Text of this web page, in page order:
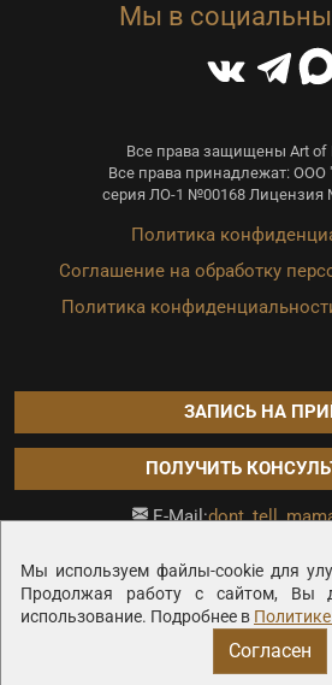
Мы используем файлы-cookie для
Продолжая работу с сайтом, Вы
использование. Подробнее в
Согласен
Мы в
Все права защищены Art of
Все права принадлежат: ООО
серия ЛО-1 №00168 Лицензия
Политика
Соглашение на обработку
Политика
ЗАПИСЬ НА
ПОЛУЧИТЬ
E-Mail: